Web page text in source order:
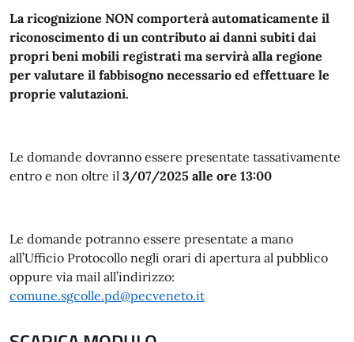
La ricognizione NON comporterà automaticamente il
riconoscimento di un contributo ai danni subiti dai
propri beni mobili registrati ma servirà alla regione
per valutare il fabbisogno necessario ed effettuare le
proprie valutazioni.
Le domande dovranno essere presentate tassativamente
entro e non oltre il 3/07/2025 alle ore 13:00
Le domande potranno essere presentate a mano
all’Ufficio Protocollo negli orari di apertura al pubblico
oppure via mail all’indirizzo:
comune.sgcolle.pd@pecveneto.it